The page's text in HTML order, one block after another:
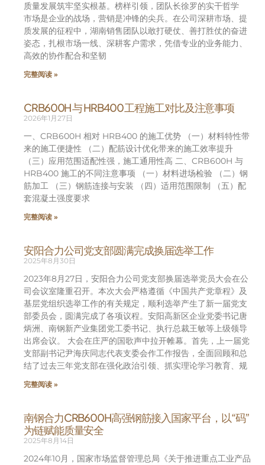
质量发展筑牢坚实根基。榜样引领，团队长徐罗的实干哲学
市场是企业的战场，营销是冲锋的尖兵。在公司深耕市场、提
质发展的征程中，湖南销售团队以敢打硬仗、善打胜仗的奋进
姿态，扎根市场一线、深耕客户需求，凭借专业的业务能力、
高效的协作配合和坚韧
完整阅读 »
CRB600H 与 HRB400 工程施工对比及注意事项
2026年1月27日
一、CRB600H 相对 HRB400 的施工优势 （一）材料特性带
来的施工便捷性 （二）配筋设计优化带来的施工效率提升
（三）应用范围适配性强，施工通用性高 二、CRB600H 与
HRB400 施工的不同注意事项 （一）材料进场检验 （二）钢
筋加工 （三）钢筋连接与安装 （四）适用范围限制 （五）配
套混凝土强度要求
完整阅读 »
安阳合力公司党支部圆满完成换届选举工作
2025年8月30日
2023年8月27日，安阳合力公司党支部换届选举党员大会在公
司会议室隆重召开。本次大会严格遵循《中国共产党章程》及
基层党组织选举工作的有关规定，顺利选举产生了新一届党支
部委员会，圆满完成了各项议程。安阳高新区企业党委书记唐
炳洲、南钢新产业集团党工委书记、执行总裁王敏等上级领导
出席会议。 大会在庄严的国歌声中拉开帷幕。首先，上一届党
支部副书记尹海庆同志代表支委会作工作报告，全面回顾和总
结了过去三年党支部在强化政治引领、抓实理论学习教育、规
完整阅读 »
南钢合力CRB600H高强钢筋接入国家平台，以“码”
为链赋能质量安全
2025年8月14日
2024年10月，国家市场监督管理总局《关于推进重点工业产品